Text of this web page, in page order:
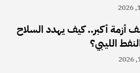
أزمة أكبر.. كيف يهدد السلاح
الليبي؟